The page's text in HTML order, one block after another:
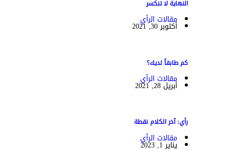
النهاية لا تنكسر
مقالات الرأي
أكتوبر 30, 2021
كم طابقاً لديك؟
مقالات الرأي
أبريل 28, 2021
رأي: آخر الكلام نقطة
مقالات الرأي
يناير 1, 2023